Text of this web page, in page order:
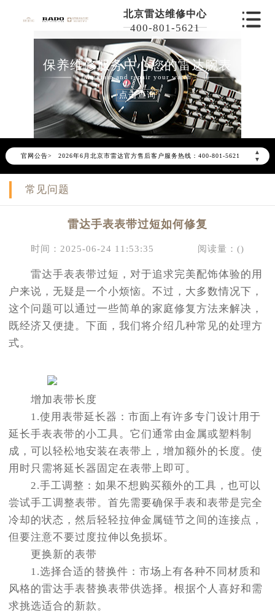
北京雷达维修中心
400-801-5621
保养维修服务中心您的雷达腕表
Maintain and repair your watch
点击查询
官网公告>
▲
▼
2026年6月雷达北京市售后服务网络优化升级公告
2026年6月北京市雷达官方售后客户服务热线：400-801-5621
2026年6月雷达售后服务中心最新网点地址：
常见问题
雷达手表表带过短如何修复
时间：2025-06-24 11:53:35 阅读量：()
雷达手表表带过短，对于追求完美配饰体验的用
户来说，无疑是一个小烦恼。不过，大多数情况下，
这个问题可以通过一些简单的家庭修复方法来解决，
既经济又便捷。下面，我们将介绍几种常见的处理方
式。
增加表带长度
1.使用表带延长器：市面上有许多专门设计用于
延长手表表带的小工具。它们通常由金属或塑料制
成，可以轻松地安装在表带上，增加额外的长度。使
用时只需将延长器固定在表带上即可。
2.手工调整：如果不想购买额外的工具，也可以
尝试手工调整表带。首先需要确保手表和表带是完全
冷却的状态，然后轻轻拉伸金属链节之间的连接点，
但要注意不要过度拉伸以免损坏。
更换新的表带
1.选择合适的替换件：市场上有各种不同材质和
风格的雷达手表替换表带供选择。根据个人喜好和需
求挑选适合的新款。